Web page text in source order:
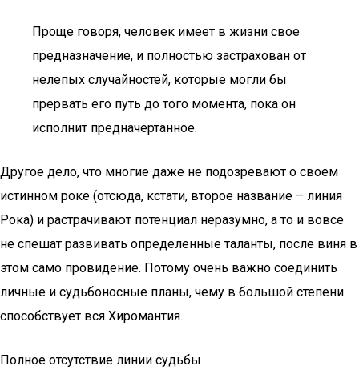
Проще говоря, человек имеет в жизни свое
предназначение, и полностью застрахован от
нелепых случайностей, которые могли бы
прервать его путь до того момента, пока он
исполнит предначертанное.
Другое дело, что многие даже не подозревают о своем
истинном роке (отсюда, кстати, второе название – линия
Рока) и растрачивают потенциал неразумно, а то и вовсе
не спешат развивать определенные таланты, после виня в
этом само провидение. Потому очень важно соединить
личные и судьбоносные планы, чему в большой степени
способствует вся Хиромантия.
Полное отсутствие линии судьбы